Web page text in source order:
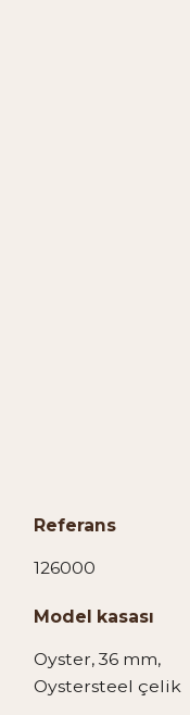
Referans
126000
Model kasası
Oyster, 36 mm,
Oystersteel çelik